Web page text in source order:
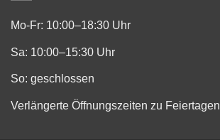
Mo-Fr: 10:00–18:30 Uhr
Sa: 10:00–15:30 Uhr
So: geschlossen
Verlängerte Öffnungszeiten zu Feiertagen